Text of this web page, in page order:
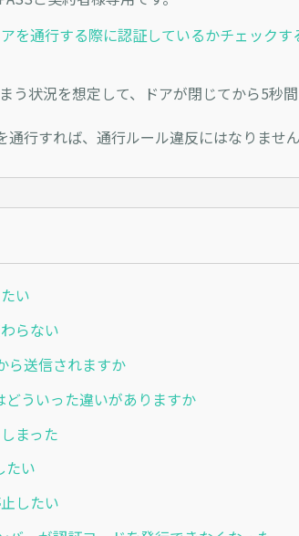
アを通行する際に認証しているかチェックす
う状況を想定して、ドアが閉じてから5秒
通行すれば、通行ルール違反にはなりませ
い
らない
ら送信されますか
ういった違いがありますか
まった
たい
したい